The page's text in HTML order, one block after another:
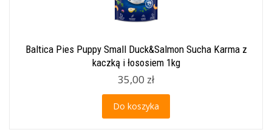
Baltica Pies Puppy Small Duck&Salmon Sucha Karma z
kaczką i łososiem 1kg
35,00 zł
Do koszyka